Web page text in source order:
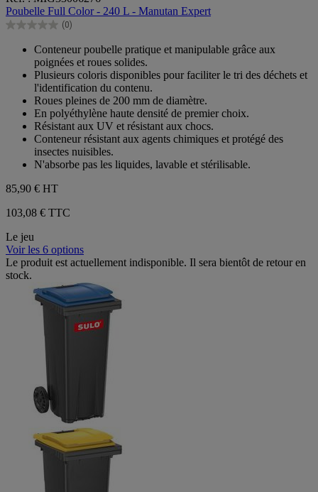
sur
5
étoiles.
Poubelle Full Color - 240 L - Manutan Expert
(0)
0.0
étoiles.
Conteneur poubelle pratique et manipulable grâce aux
poignées et roues solides.
Plusieurs coloris disponibles pour faciliter le tri des déchets et
l'identification du contenu.
Roues pleines de 200 mm de diamètre.
En polyéthylène haute densité de premier choix.
Résistant aux UV et résistant aux chocs.
Conteneur résistant aux agents chimiques et protégé des
insectes nuisibles.
N'absorbe pas les liquides, lavable et stérilisable.
85,90 € HT
103,08 € TTC
Le jeu
Voir les 6 options
Le produit est actuellement indisponible. Il sera bientôt de retour en
stock.